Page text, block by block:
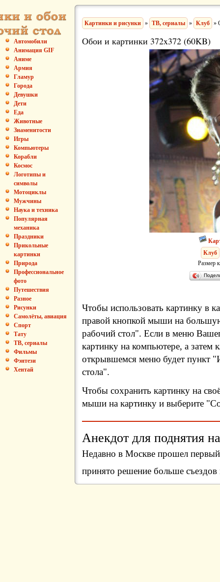
Автомобили
Анимация GIF
Аниме
Армия
Гламур
Города
Девушки
Дети
Еда
Животные
Знаменитости
Игры
Компьютеры
Корабли
Космос
Логотипы и
символы
Мотоциклы
Мужчины
Наука и техника
Популярная
механика
Праздники
Прикольные
картинки
Природа
Профессиональное
фото
Путешествия
Разное
Рисунки
Самолёты, авиация
Спорт
Тату
ТВ, сериалы
Фильмы
Фэнтези
Хентай
Картинки и рисунки » ТВ, сериалы » Клуб »
Обои и картинки 372x372 (60KB)
Клуб
Размер
Чтобы использовать картинку в
правой кнопкой мыши на
рабочий стол". Если в меню
картинку на компьютере, а затем
открывшемся меню будет пункт
стола".
Чтобы сохранить картинку на
мыши на картинку и выберите
Анекдот для поднятия
Недавно в Москве прошел первый
принято решение больше